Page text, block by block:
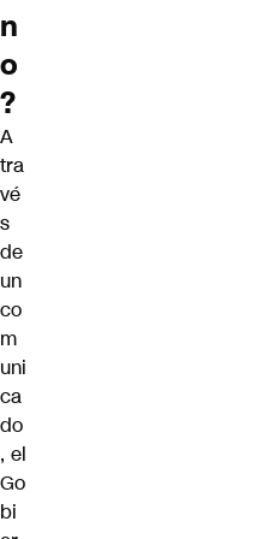
n
o
?
A
tra
vé
s
de
un
co
m
uni
ca
do
, el
Go
bi